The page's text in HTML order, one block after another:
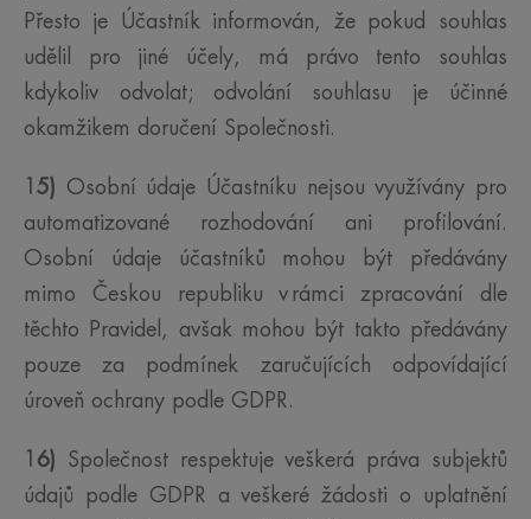
Přesto je Účastník informován, že pokud souhlas
udělil pro jiné účely, má právo tento souhlas
kdykoliv odvolat; odvolání souhlasu je účinné
okamžikem doručení Společnosti.
15) Osobní údaje Účastníku nejsou využívány pro
automatizované rozhodování ani profilování.
Osobní údaje účastníků mohou být předávány
mimo Českou republiku v rámci zpracování dle
těchto Pravidel, avšak mohou být takto předávány
pouze za podmínek zaručujících odpovídající
úroveň ochrany podle GDPR.
16) Společnost respektuje veškerá práva subjektů
údajů podle GDPR a veškeré žádosti o uplatnění